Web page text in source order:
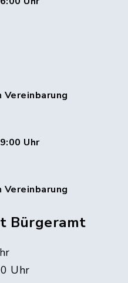
Vereinbarung
Uhr
Vereinbarung
Bürgeramt
Uhr